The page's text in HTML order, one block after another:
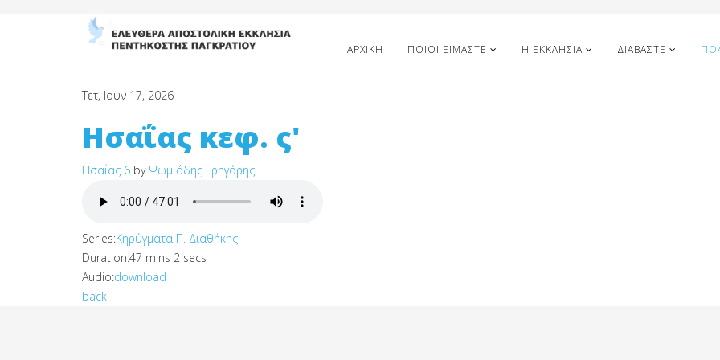
ΑΡΧΙΚΉ ΠΟΙΟΙ ΕΊΜΑΣΤΕ Η ΕΚΚΛΗΣΊΑ ΔΙΑΒΆΣΤΕ
Τετ, Ιουν 17, 2026
Ησαΐας κεφ. ς'
Ησαΐας 6 by Ψωμιάδης Γρηγόρης
Series:Κηρύγματα Π. Διαθήκης
Duration:47 mins 2 secs
Audio:download
back